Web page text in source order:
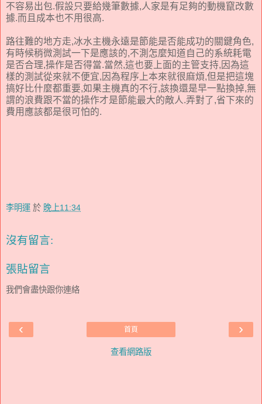
不容易出包.假設只要給幾筆數據,人家是有足夠的動機竄改數
據.而且成本也不用很高.
路往難的地方走,冰水主機永遠是節能是否能成功的關鍵角色,
有時候稍微測試一下是應該的,不測怎麼知道自己的系統耗電
是否合理,操作是否得當.當然,這也要上面的主管支持,因為這
樣的測試從來就不便宜,因為程序上本來就很麻煩,但是把這塊
搞好比什麼都重要,如果主機真的不行,該換還是早一點換掉,無
謂的浪費跟不當的操作才是節能最大的敵人.弄對了,省下來的
費用應該都是很可怕的.
李明運 於 晚上11:34
沒有留言:
張貼留言
我們會盡快跟你連絡
‹ ›
首頁
查看網路版